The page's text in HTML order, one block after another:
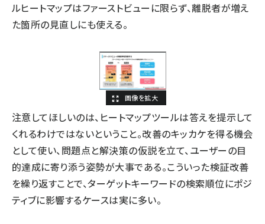
ルヒートマップはファーストビューに限らず、離脱者が増え
た箇所の見直しにも使える。
注意してほしいのは、ヒートマップツールは答えを提示して
くれるわけではないということ。改善のキッカケを得る機会
として使い、問題点と解決策の仮説を立て、ユーザーの目
的達成に寄り添う姿勢が大事である。こういった検証改善
を繰り返すことで、ターゲットキーワードの検索順位にポジ
ティブに影響するケースは実に多い。